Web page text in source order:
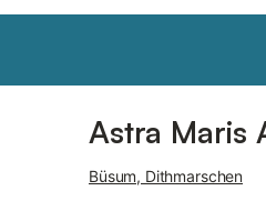
Astra Maris
Büsum, Dithmarschen